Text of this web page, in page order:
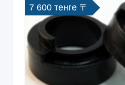
7 600 тенге 〒